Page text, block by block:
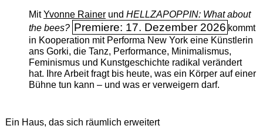
MitYvonne Rainerund HELLZAPOPPIN: What about
the bees? Premiere: 17. Dezember 2026 kommt
in Kooperation mit Performa New York eine Künstlerin
ans Gorki, die Tanz, Performance, Minimalismus,
Feminismus und Kunstgeschichte radikal verändert
hat. Ihre Arbeit fragt bis heute, was ein Körper auf einer
Bühne tun kann – und was er verweigern darf.
Ein Haus, das sich räumlich erweitert